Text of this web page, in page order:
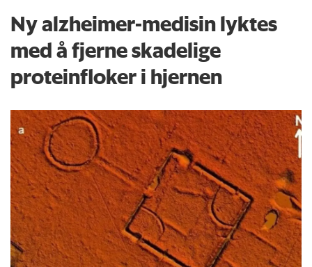
Ny alzheimer-medisin lyktes
med å fjerne skadelige
proteinfloker i hjernen